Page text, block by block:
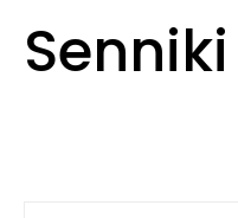
Senniki